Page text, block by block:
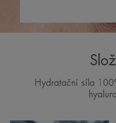
Hydratační síla